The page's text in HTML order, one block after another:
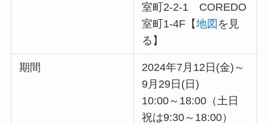
室町2-2-1 COREDO
室町1-4F【地図 を見
る】
期間
2024年7月12日(金)～
9月29日(日)
10:00～18:00（土日
祝は9:30～18:00）